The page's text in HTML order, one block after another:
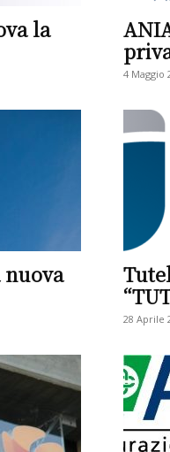
la
4 Maggio
28 Aprile